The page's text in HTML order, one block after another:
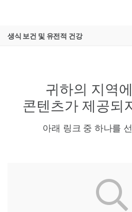
솔루션
지원
생식 보건 및 유전적 건강
귀하의 지역
콘텐츠가 제공되
아래 링크 중 하나를
보다 관련성이 높은 콘텐츠
농업유전체학 연구
복합 질환 연구